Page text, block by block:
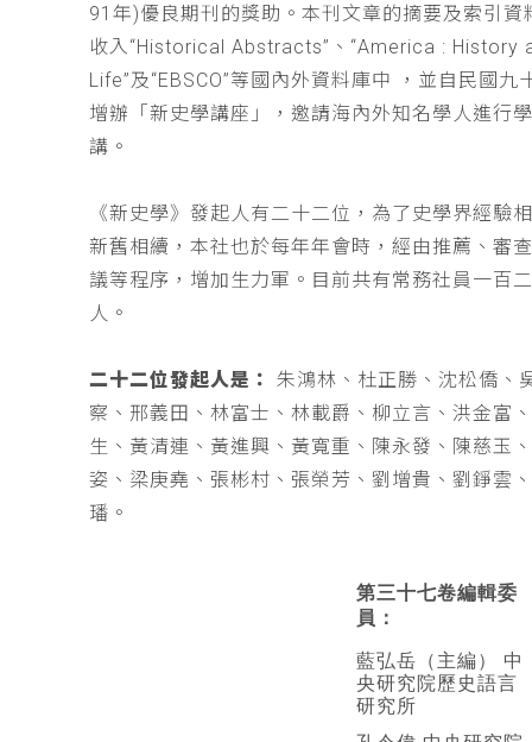
91年)優良期刊的獎助。本刊文章的摘要及索引資
收入“Historical Abstracts”、“America : History
Life”及“EBSCO”等國內外資料庫中 ，並自民國九
增辦「新史學講座」，邀請海內外知名學人進行
講。
《新史學》發起人有二十二位，為了史學界經驗
新舊相續，本社也於每年年會時，經由推薦、審
議等程序，增加生力軍。目前共有常務社員一百
人。
二十二位發起人是：
朱鴻林、杜正勝、沈松僑、
察、邢義田、林富士、林載爵、柳立言、洪金富
生、黃清連、黃進興、黃寬重、陳永發、陳慈玉
姿、梁庚堯、張彬村、張榮芳、劉增貴、劉錚雲
璠。
第三十七卷編輯委
員：
藍弘岳（主編） 中
央研究院歷史語言
研究所